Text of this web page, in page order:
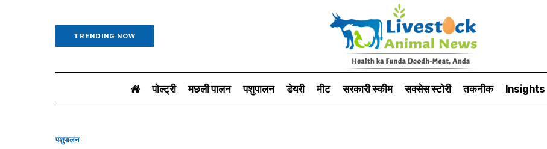
TRENDING NOW
पोल्ट्री मछली पालन पशुपालन डेयरी मीट सरकारी स्की‍म सक्सेस स्टो‍री तकनीक Insights
पशुपालन